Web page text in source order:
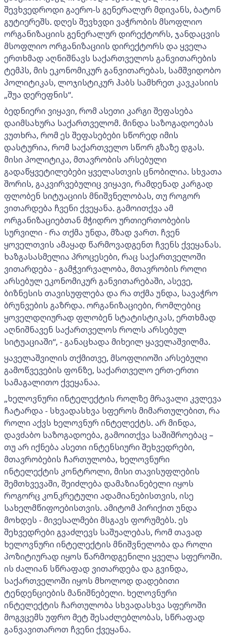
შევხვედროდი გაერო-ს გენერალურ მდივანს, ბატონ
გუტიერეშს. დღეს შევხვდი ვაჭრობის მსოფლიო
ორგანიზაციის გენერალურ დირექტორს, ჯანდაცვის
მსოფლიო ორგანიზაციის დირექტორს და ყველა
ერთხმად აღნიშნავს საქართველოს განვითარების
ტემპს, მის ეკონომიკურ განვითარებას, სამშვიდობო
პოლიტიკას, ლოჯისტიკურ ჰაბს სამხრეთ კავკასიის
„შუა დერეფნის“.
ბედნიერი ვიყავი, რომ ასეთი კარგი შეფასება
დაიმსახურა საქართველომ. მინდა საზოგადოებას
ვუთხრა, რომ ეს შეფასებები სწორედ იმის
დასტურია, რომ საქართველო სწორ გზაზე დგას.
მისი პოლიტიკა, მთავრობის არსებული
გადაწყვეტილებები ყველასთვის ცნობილია. სხვათა
შორის, გაკვირვებულიც ვიყავი, რამდენად კარგად
ფლობენ სიტუაციის მნიშვნელობას, თუ როგორ
ვითარდება ჩვენი ქვეყანა. გამოითქვა ამ
ორგანიზაციებთან მჭიდრო ურთიერთობების
სურვილი - რა თქმა უნდა, მზად ვართ. ჩვენ
ყოველთვის ამაყად წარმოვადგენთ ჩვენს ქვეყანას.
ხაზგასასმელია პროცესები, რაც საქართველოში
ვითარდება - გამჭვირვალობა, მთავრობის როლი
არსებულ ეკონომიკურ განვითარებაში, ასევე,
ბიზნესის თავისუფლება და რა თქმა უნდა, სავაჭრო
ბრუნვების გაზრდა. ორგანიზაციები, რომლებიც
ყოველდღიურად ფლობენ სტატისტიკას, ერთხმად
აღნიშნავენ საქართველოს როლს არსებულ
სიტუაციაში“, - განაცხადა მიხეილ ყაველაშვილმა.
ყაველაშვილის თქმითვე, მსოფლიოში არსებული
გამოწვევების ფონზე, საქართველო ერთ-ერთი
სამაგალითო ქვეყანაა.
„ხელოვნური ინტელექტის როლზე მრავალი კვლევა
ჩატარდა - სხვადასხვა სფეროს მიმართულებით, რა
როლი აქვს ხელოვნურ ინტელექტს. არ მინდა,
დავძაბო საზოგადოება, გამოითქვა საშიშროებაც –
თუ არ იქნება ასეთი ინტენსიური შეხვედრები,
მთავრობების ჩართულობა, ხელოვნური
ინტელექტის კონტროლი, მისი თავისუფლების
შემთხვევაში, შეიძლება დამაზიანებელი იყოს
როგორც კონკრეტული ადამიანებისთვის, ისე
სახელმწიფოებისთვის. ამიტომ პირიქით უნდა
მოხდეს - მივესალმები მსგავს ფორუმებს. ეს
შეხვედრები გვაძლევს საშუალებას, რომ თავად
ხელოვნური ინტელექტის მნიშვნელობა და როლი
პოზიტიურად იყოს წარმოდგენილი ყველა სფეროში.
ის ძალიან სწრაფად ვითარდება და გვინდა,
საქართველოში იყოს მხოლოდ დადებითი
ტენდენციების მანიშნებელი. ხელოვნური
ინტელექტის ჩართულობა სხვადასხვა სფეროში
მოგვცემს უფრო მეტ შესაძლებლობას, სწრაფად
განვავითაროთ ჩვენი ქვეყანა.